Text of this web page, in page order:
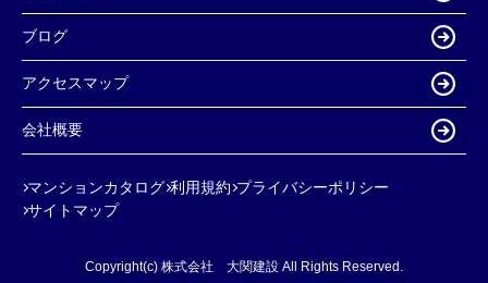
ブログ
アクセスマップ
会社概要
マンションカタログ 利用規約 プライバシーポリシー
サイトマップ
Copyright(c) 株式会社 大関建設 All Rights Reserved.